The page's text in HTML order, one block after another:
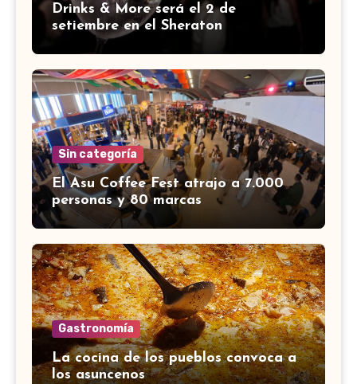
Drinks & More será el 2 de
setiembre en el Sheraton
Sin categoría
El Asu Coffee Fest atrajo a 7.000
personas y 80 marcas
Gastronomía
La cocina de los pueblos convoca a
los asuncenos